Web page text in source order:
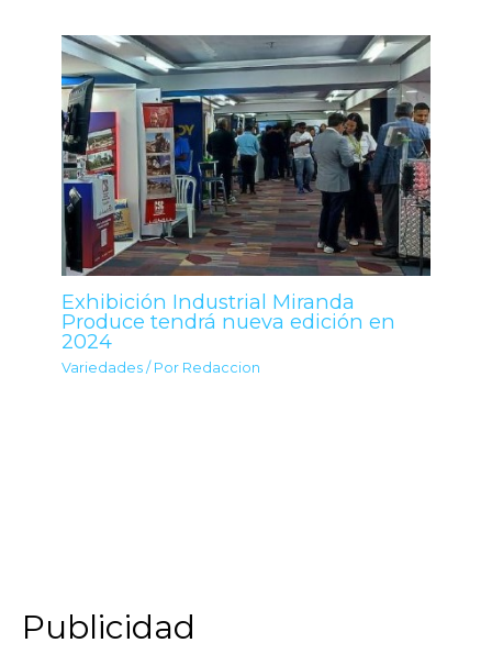
Exhibición Industrial Miranda
Produce tendrá nueva edición en
2024
Variedades / Por Redaccion
Publicidad